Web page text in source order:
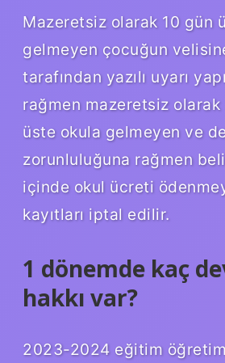
Mazeretsiz olarak 10 gün
gelmeyen çocuğun
tarafından yazılı uyarı
rağmen mazeretsiz
üste okula gelmeyen ve
zorunluluğuna rağmen
içinde okul ücreti
kayıtları iptal edilir.
1 dönemde kaç
hakkı var?
2023-2024 eğitim öğretim